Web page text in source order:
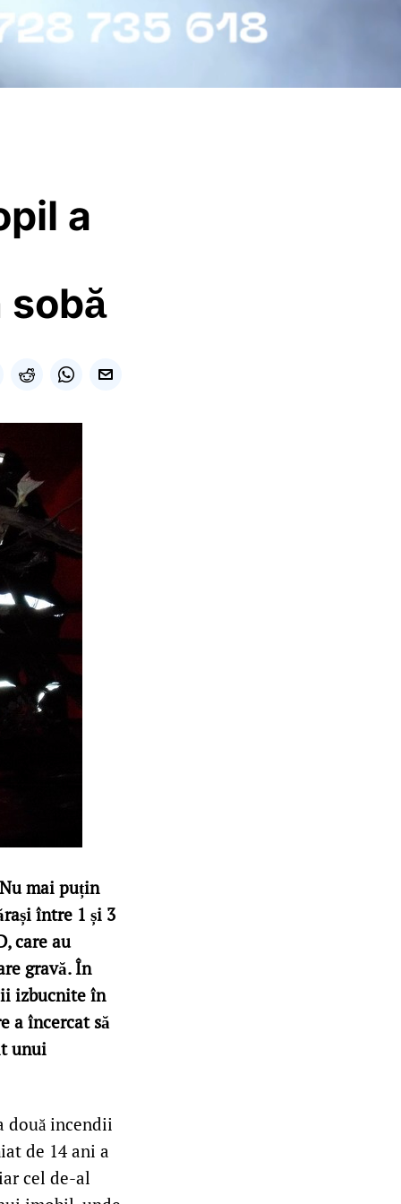
a
sobă
mai puțin
între 1 și 3
care au
gravă. În
izbucnite în
a încercat să
unui
două incendii
de 14 ani a
cel de-al